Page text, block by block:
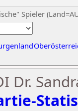
Spieler
Dr.